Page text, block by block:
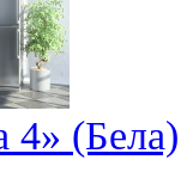
4» (Бела)